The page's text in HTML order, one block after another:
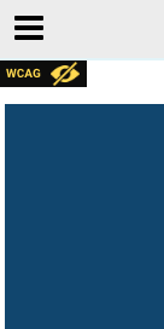
E-DZIENNIK